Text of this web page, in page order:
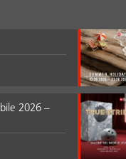
2026 –